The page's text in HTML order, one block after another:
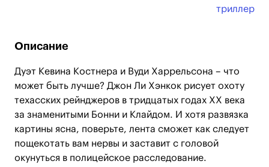
триллер
Описание
Дуэт Кевина Костнера и Вуди Харрельсона – что
может быть лучше? Джон Ли Хэнкок рисует охоту
техасских рейнджеров в тридцатых годах ХХ века
за знаменитыми Бонни и Клайдом. И хотя развязка
картины ясна, поверьте, лента сможет как следует
пощекотать вам нервы и заставит с головой
окунуться в полицейское расследование.